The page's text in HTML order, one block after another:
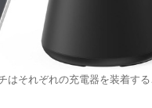
はそれぞれの充電器を装着す